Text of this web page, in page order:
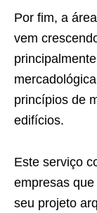
Por fim, a
vem
princípios de
edifícios.
Este serviço
empresas
seu projeto